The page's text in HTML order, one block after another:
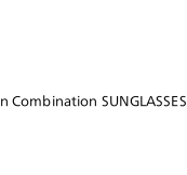
Combination SUNGLASSES